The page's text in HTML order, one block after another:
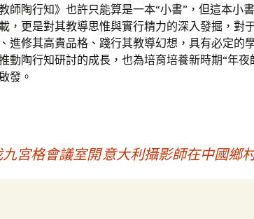
師陶行知》也許只能算是一本“小書”，但這本小
，更是對其教導思惟與實行精力的深入發掘，對
進修其高貴品格、踐行其教導幻想，具有必定的
動陶行知研討的成長，也為培育培養新時期“年
發。
宮格會議室開意大利攝影師在中國鄉